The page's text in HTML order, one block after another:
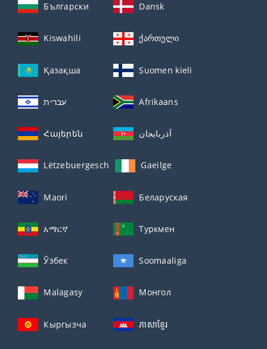
Български Dansk
Kiswahili ქართული
Қазақша Suomen kieli
עברית Afrikaans
Հայերեն آذربايجان
Lëtzebuergesch Gaeilge
Maori Беларуская
አማርኛ Туркмен
Ўзбек Soomaaliga
Malagasy Монгол
Кыргызча ភាសាខ្មែរ